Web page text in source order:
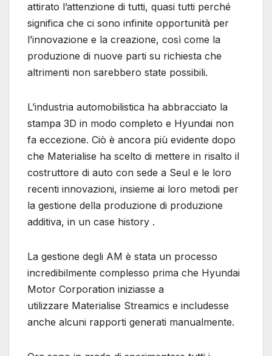
attirato l’attenzione di tutti, quasi tutti perché
significa che ci sono infinite opportunità per
l’innovazione e la creazione, così come la
produzione di nuove parti su richiesta che
altrimenti non sarebbero state possibili.
L’industria automobilistica ha abbracciato la
stampa 3D in modo completo e Hyundai non
fa eccezione. Ciò è ancora più evidente dopo
che Materialise ha scelto di mettere in risalto il
costruttore di auto con sede a Seul e le loro
recenti innovazioni, insieme ai loro metodi per
la gestione della produzione di produzione
additiva, in un case history .
La gestione degli AM è stata un processo
incredibilmente complesso prima che Hyundai
Motor Corporation iniziasse a
utilizzare Materialise Streamics e includesse
anche alcuni rapporti generati manualmente.